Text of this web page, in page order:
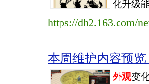
化升级
https://dh2.163.com/
本周维护内容预览
外观变